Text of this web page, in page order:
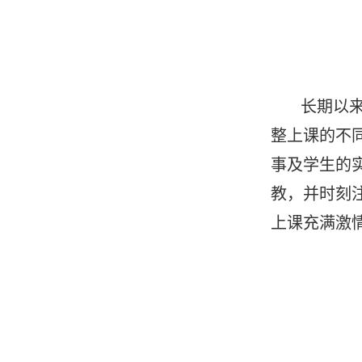
长期以
整上课的不
事及学生的
教，并时刻
上课充满